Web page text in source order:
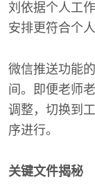
刘依据个人工
安排更符合个
微信推送功能
间。即便老师
调整，切换到
序进行。
关键文件揭秘